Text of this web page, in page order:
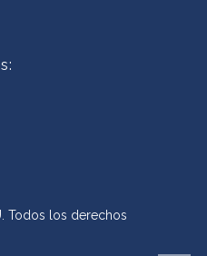
Todos los derechos